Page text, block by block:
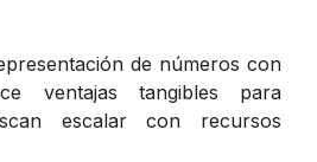
de números con
ventajas tangibles para
escalar con recursos